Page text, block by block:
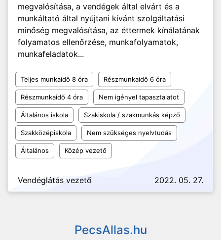
megvalósítása, a vendégek által elvárt és a
munkáltató által nyújtani kívánt szolgáltatási
minőség megvalósítása, az éttermek kínálatának
folyamatos ellenőrzése, munkafolyamatok,
munkafeladatok...
Teljes munkaidő 8 óra Részmunkaidő 6 óra
Részmunkaidő 4 óra Nem igényel tapasztalatot
Általános iskola Szakiskola / szakmunkás képző
Szakközépiskola Nem szükséges nyelvtudás
Általános Közép vezető
Vendéglátás vezető 2022. 05. 27.
PecsAllas.hu